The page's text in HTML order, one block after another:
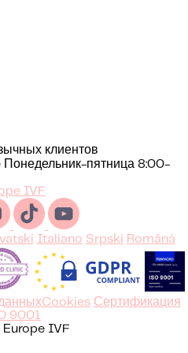
клиентов
пятница 8:00-
IVF
Italiano Srpski Română
Cookies Сертификация
9001
IVF